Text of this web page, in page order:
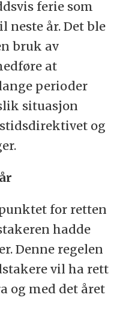
ferie som
neste år. Det ble
bruk av
at
perioder
situasjon
og
for retten
hadde
Denne regelen
vil ha rett
og med det året